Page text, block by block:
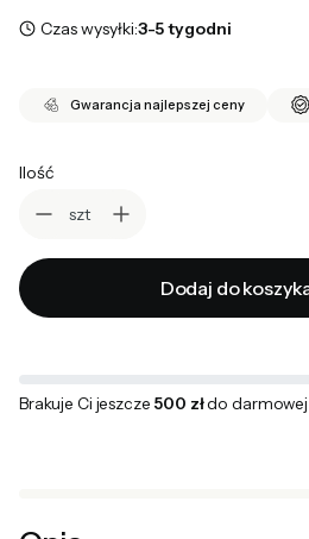
Czas wysyłki:3-5 tygodni
Gwarancja najlepszej ceny
Ilość
szt
Dodaj do
Brakuje Ci jeszcze 500 złdo